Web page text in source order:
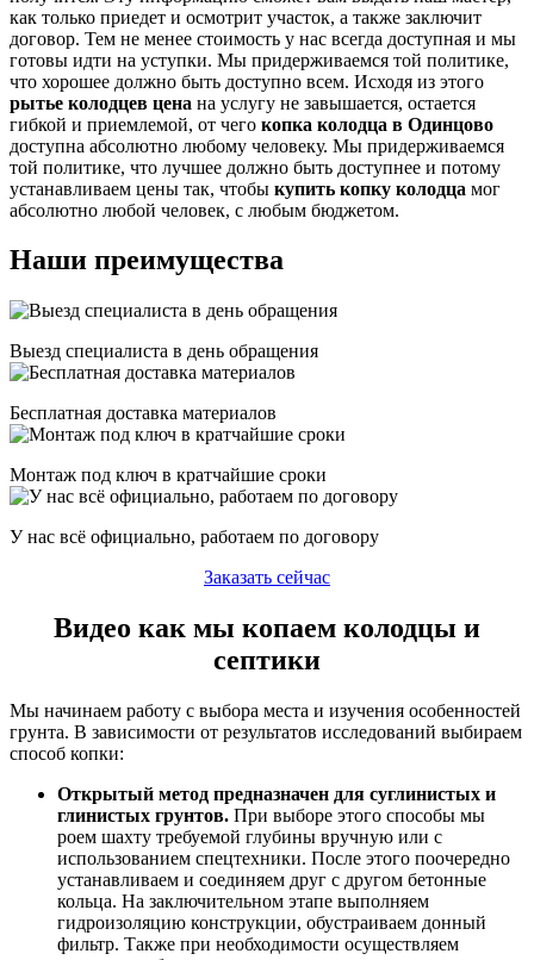
как только приедет и осмотрит участок, а также заключит
договор. Тем не менее стоимость у нас всегда доступная и мы
готовы идти на уступки. Мы придерживаемся той политике,
что хорошее должно быть доступно всем. Исходя из этого
рытье колодцев цена на услугу не завышается, остается
гибкой и приемлемой, от чего копка колодца в Одинцово
доступна абсолютно любому человеку. Мы придерживаемся
той политике, что лучшее должно быть доступнее и потому
устанавливаем цены так, чтобы купить копку колодца мог
абсолютно любой человек, с любым бюджетом.
Наши преимущества
Выезд специалиста в день обращения
Бесплатная доставка материалов
Монтаж под ключ в кратчайшие сроки
У нас всё официально, работаем по договору
Заказать сейчас
Видео как мы копаем колодцы и
септики
Мы начинаем работу с выбора места и изучения особенностей
грунта. В зависимости от результатов исследований выбираем
способ копки:
Открытый метод предназначен для суглинистых и
глинистых грунтов. При выборе этого способы мы
роем шахту требуемой глубины вручную или с
использованием спецтехники. После этого поочередно
устанавливаем и соединяем друг с другом бетонные
кольца. На заключительном этапе выполняем
гидроизоляцию конструкции, обустраиваем донный
фильтр. Также при необходимости осуществляем